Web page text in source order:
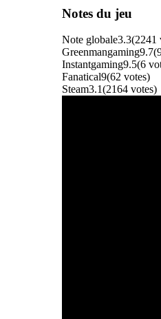
Notes du jeu
Note globale3.3(2241
Greenmangaming9.7(
Instantgaming9.5(6
Fanatical9(62 votes)
Steam3.1(2164 votes)